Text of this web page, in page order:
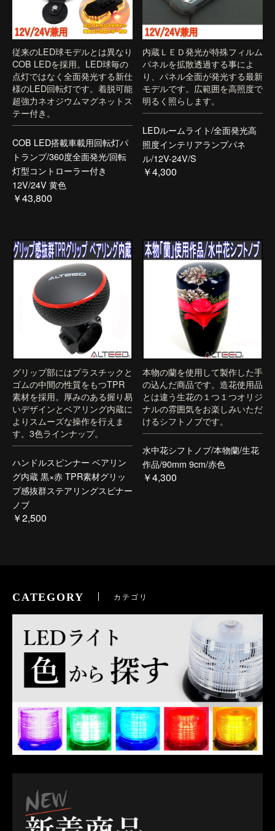
従来のLED球モデルとは異なり
COB LEDを採用。LED球毎の
点灯ではなく全面発光する新仕
様のLED回転灯です。着脱可能
超強力ネオジウムマグネットス
テー付き。
COB LED搭載車載用回転灯パ
トランプ/360度全面発光/回転
灯型コントローラー付き
12V/24V 黄色
￥43,800
内蔵ＬＥＤ発光が特殊フィルム
パネルを拡散透過する事によ
り、パネル全面が発光する最新
モデルです。広範囲を高照度で
明るく照らします。
LEDルームライト/全面発光高
照度インテリアランプパネ
ル/12V-24V/S
￥4,300
グリップ部にはプラスチックと
ゴムの中間の性質をもつTPR
素材を採用。厚みのある握り易
いデザインとベアリング内蔵に
よりスムーズな操作を行えま
す。3色ラインナップ。
ハンドルスピンナー ベアリン
グ内蔵 黒×赤 TPR素材グリッ
プ感抜群ステアリングスピナー
ノブ
￥2,500
本物の蘭を使用して製作した手
の込んだ商品です。造花使用品
とは違う生花の１つ１つオリジ
ナルの雰囲気をお楽しみいただ
けるシフトノブです。
水中花シフトノブ/本物蘭/生花
作品/90mm 9cm/赤色
￥4,300
CATEGORY カテゴリ